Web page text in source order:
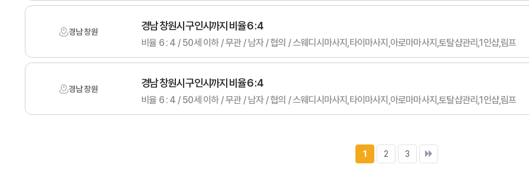
경남 창원 경남 창원시 구인시까지 비율 6 : 4
비율 6 : 4 / 50세 이하 / 무관 / 남자 / 협의 / 스웨디시마사지,타이마사지,아로마마사지,토탈샵관리,1인샵,림프
경남 창원 경남 창원시 구인시까지 비율 6 : 4
비율 6 : 4 / 50세 이하 / 무관 / 남자 / 협의 / 스웨디시마사지,타이마사지,아로마마사지,토탈샵관리,1인샵,림프
1 2 3